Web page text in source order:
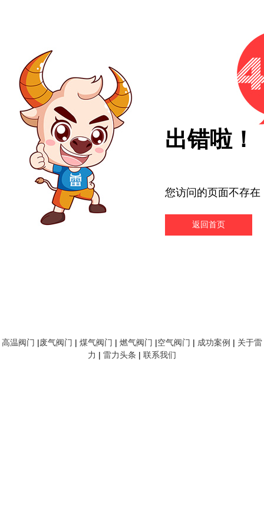
出错啦！
您访问的页面不存在
返回首页
高温阀门 |废气阀门 | 煤气阀门 | 燃气阀门 |空气阀门 | 成功案例 | 关于雷
力 | 雷力头条 | 联系我们